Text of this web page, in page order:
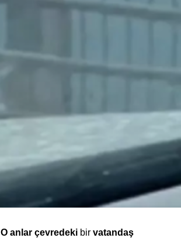
O anlar çevredeki bir vatandaş